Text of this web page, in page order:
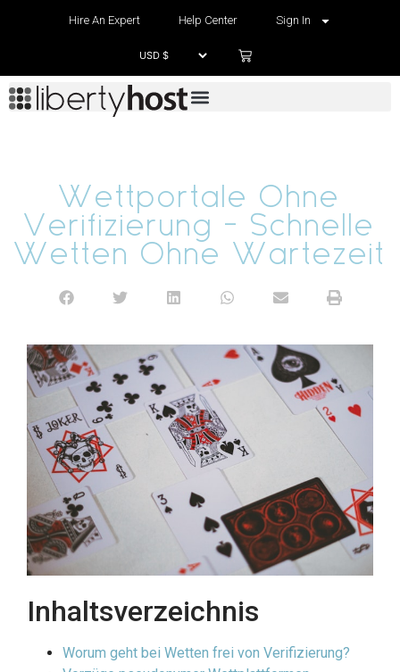
Hire An Expert Help Center Sign In
Wettportale Ohne
Verifizierung – Schnelle
Wetten Ohne Wartezeit
Inhaltsverzeichnis
Worum geht bei Wetten frei von Verifizierung?